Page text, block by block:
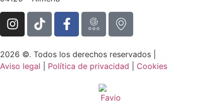
2026 ©. Todos los derechos reservados |
Aviso legal
Política de privacidad Cookies